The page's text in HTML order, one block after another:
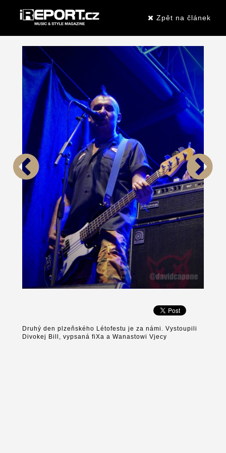
Zpět na článek
Druhý den plzeňského Létofestu je za námi. Vystoupili
Divokej Bill, vypsaná fiXa a Wanastowi Vjecy